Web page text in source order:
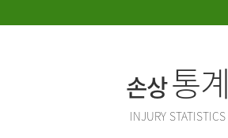
손상통계
INJURY STATISTICS